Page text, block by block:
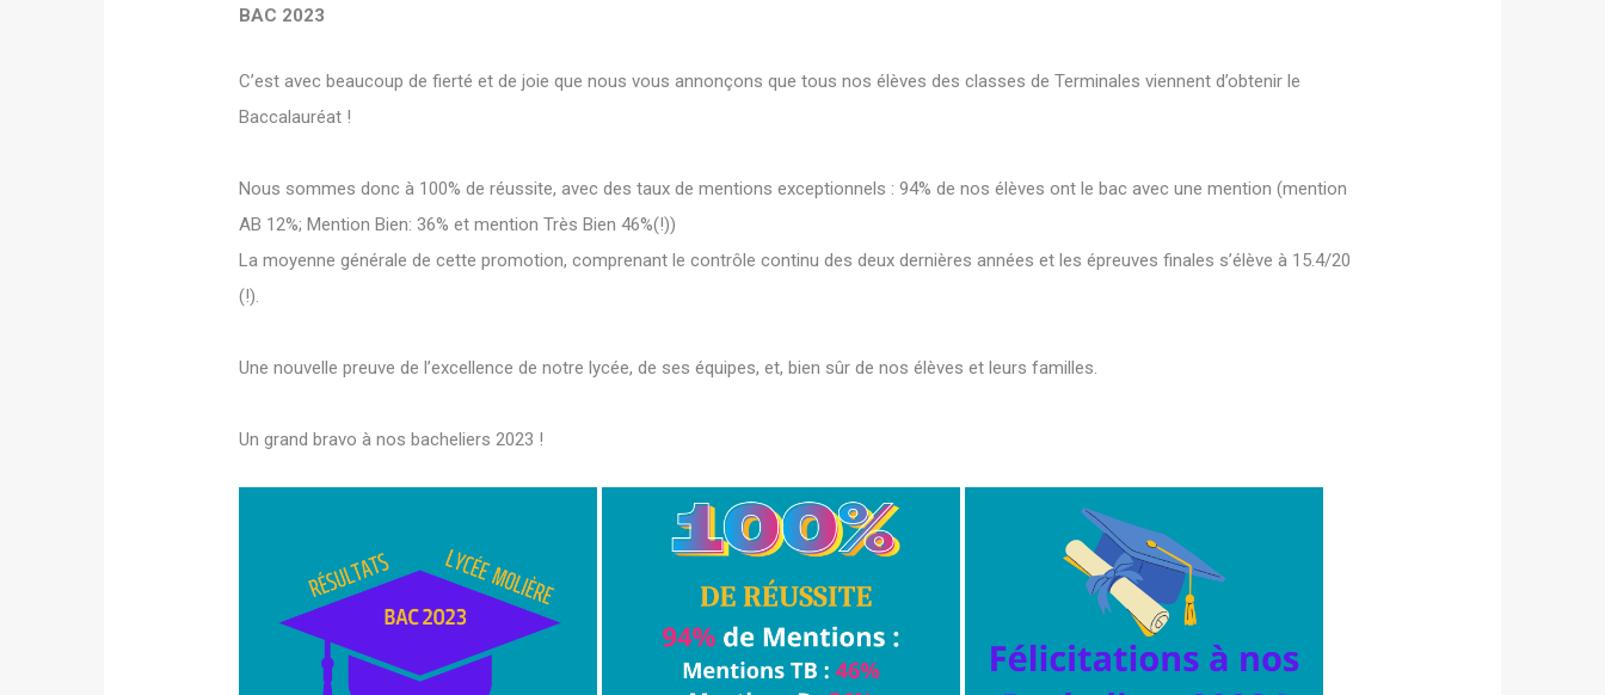
BAC 2023
C’est avec beaucoup de fierté et de joie que nous vous annonçons que tous nos élèves des classes de Terminales viennent d’obtenir le
Baccalauréat !
Nous sommes donc à 100% de réussite, avec des taux de mentions exceptionnels : 94% de nos élèves ont le bac avec une mention (mention
AB 12%; Mention Bien: 36% et mention Très Bien 46%(!))
La moyenne générale de cette promotion, comprenant le contrôle continu des deux dernières années et les épreuves finales s’élève à 15.4/20
(!).
Une nouvelle preuve de l’excellence de notre lycée, de ses équipes, et, bien sûr de nos élèves et leurs familles.
Un grand bravo à nos bacheliers 2023 !